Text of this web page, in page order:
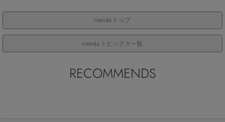
rienda トップ
rienda トピックス一覧
RECOMMENDS